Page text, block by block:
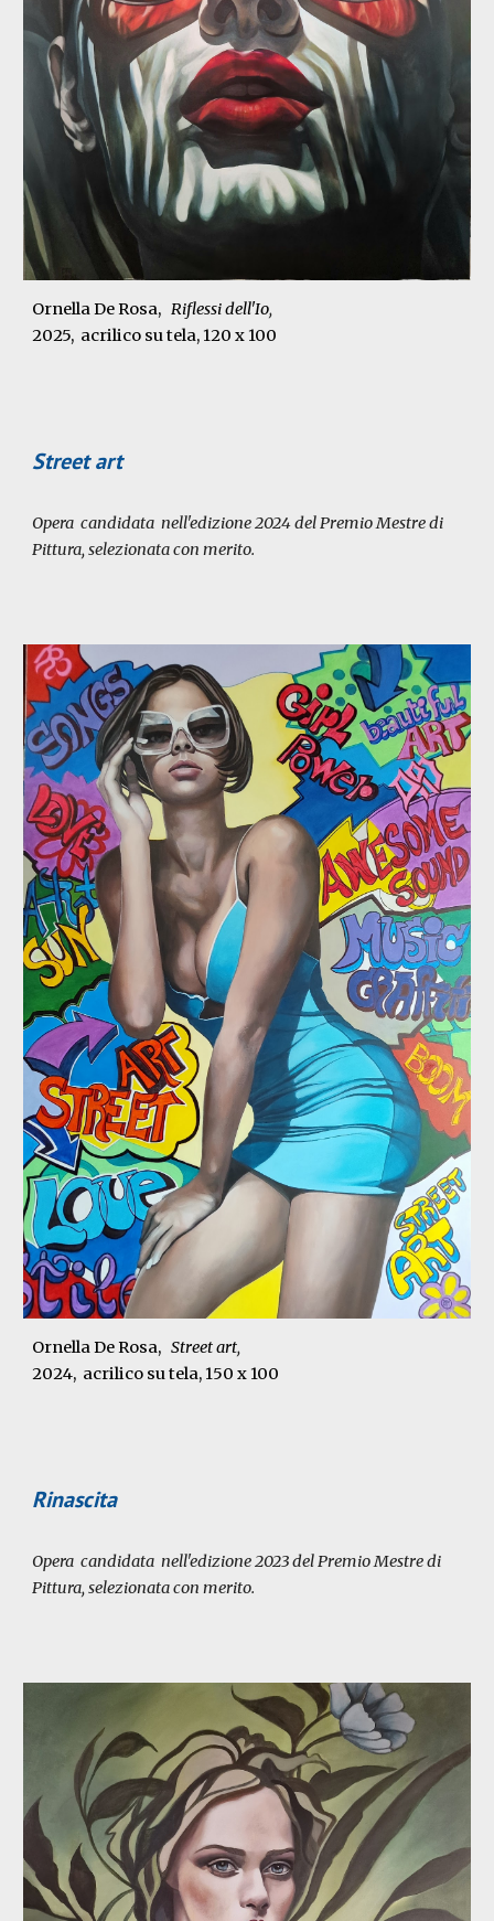
Ornella De Rosa, Riflessi dell'Io,
2025, acrilico su tela, 120 x 100
Street art
Opera candidata nell'edizione 2024 del Premio Mestre di
Pittura, selezionata con merito.
Ornella De Rosa, Street art,
2024, acrilico su tela, 150 x 100
Rinascita
Opera candidata nell'edizione 2023 del Premio Mestre di
Pittura, selezionata con merito.